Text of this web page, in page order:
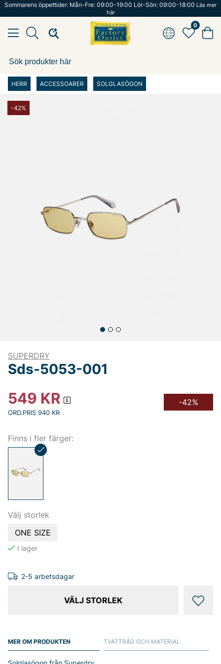
Sommarens öppettider: Mån-Fre: 09:00-19:00 Lör-Sön: 09:00-18:00 Läs mer
här
0
HERR ACCESSOARER SOLGLASÖGON
-42%
SUPERDRY
Sds-5053-001
549 KR
ORD.PRIS 940 KR
-42%
Finns i fler färger:
Välj storlek
ONE SIZE
2-5 arbetsdagar
VÄLJ STORLEK
MER OM PRODUKTEN TVÄTTRÅD OCH MATERIAL